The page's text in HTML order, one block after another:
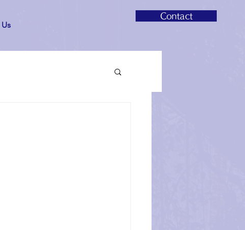
Contact